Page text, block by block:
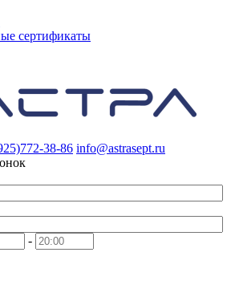
сертификаты
38-86 info@astrasept.ru
-